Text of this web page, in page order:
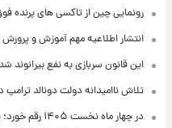
رونمایی چین از تاکسی های پرنده
انتشار اطلاعیه مهم آموزش و
این قانون سربازی به نفع بیرانوند
تلاش ناامیدانه‌ دولت دونالد ترامپ